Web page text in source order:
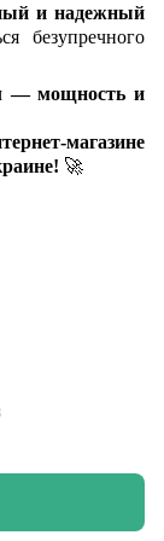
и надежный
безупречного
— мощность и
магазине
🚀